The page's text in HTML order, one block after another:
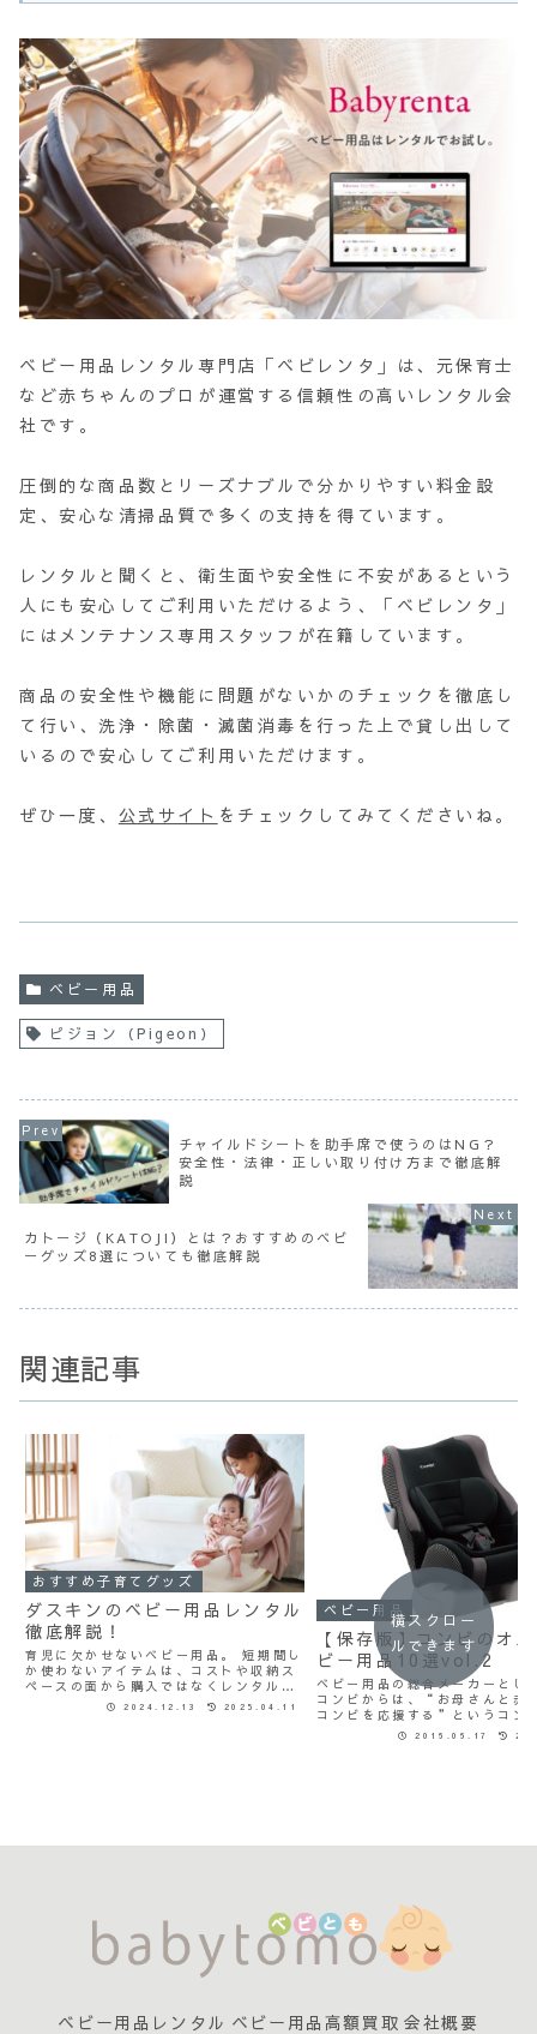
ベビー用品レンタル専門店「ベビレンタ」は、元保育士
など赤ちゃんのプロが運営する信頼性の高いレンタル会
社です。
圧倒的な商品数とリーズナブルで分かりやすい料金設
定、安心な清掃品質で多くの支持を得ています。
レンタルと聞くと、衛生面や安全性に不安があるという
人にも安心してご利用いただけるよう、「ベビレンタ」
にはメンテナンス専用スタッフが在籍しています。
商品の安全性や機能に問題がないかのチェックを徹底し
て行い、洗浄・除菌・滅菌消毒を行った上で貸し出して
いるので安心してご利用いただけます。
ぜひ一度、 公式サイト をチェックしてみてくださいね。
ベビー用品
ピジョン（Pigeon）
チャイルドシートを助手席で使うのはNG？
安全性・法律・正しい取り付け方まで徹底解
説
カトージ（KATOJI）とは？おすすめのベビ
ーグッズ8選についても徹底解説
関連記事
おすすめ子育てグッズ
ダスキンのベビー用品レンタル
徹底解説！
育児に欠かせないベビー用品。 短期間し
か使わないアイテムは、コストや収納ス
ペースの面から購入ではなくレンタルを
選択するママも多くなってきています。
本記事では、そんなママ達のためにダス
2024.12.13 2025.04.11
ベビー用品
【保存版】コンビのオ
ビー用品10選vol.2
ベビー用品の総合メーカーとし
コンビからは、“お母さんと赤
コンビを応援する”というコン
赤ちゃんを守るエッグショック
商品がたくさん販売されていま
2016.06.17
横スクロー
ルできます
ベビー用品レンタル ベビー用品高額買取 会社概要